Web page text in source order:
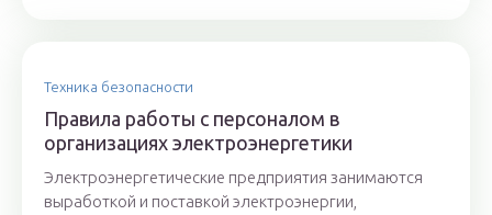
Техника безопасности
Правила работы с персоналом в
организациях электроэнергетики
Электроэнергетические предприятия занимаются
выработкой и поставкой электроэнергии,